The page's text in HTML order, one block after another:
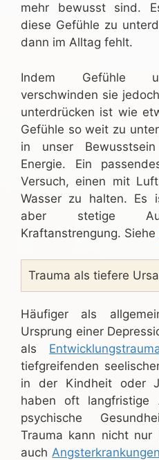
mehr bewusst sind.
diese Gefühle zu
dann im Alltag fehlt.
Indem Gefühle
verschwinden sie
unterdrücken ist wie
Gefühle so weit zu
in unser
Energie. Ein
Versuch, einen mit
Wasser zu halten. Es
aber stetige
Kraftanstrengung. Siehe
Trauma als tiefere
Häufiger als
Ursprung einer
als
tiefgreifenden
in der Kindheit oder
haben oft langfristige
psychische
Trauma kann nicht nur
auchAngsterkrankungen